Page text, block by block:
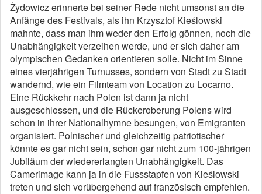
Żydowicz erinnerte bei seiner Rede nicht umsonst an die
Anfänge des Festivals, als ihn Krzysztof Kieślowski
mahnte, dass man ihm weder den Erfolg gönnen, noch die
Unabhängigkeit verzeihen werde, und er sich daher am
olympischen Gedanken orientieren solle. Nicht im Sinne
eines vierjährigen Turnusses, sondern von Stadt zu Stadt
wandernd, wie ein Filmteam von Location zu Locarno.
Eine Rückkehr nach Polen ist dann ja nicht
ausgeschlossen, und die Rückeroberung Polens wird
schon in ihrer Nationalhymne besungen, von Emigranten
organisiert. Polnischer und gleichzeitig patriotischer
könnte es gar nicht sein, schon gar nicht zum 100-jährigen
Jubiläum der wiedererlangten Unabhängigkeit. Das
Camerimage kann ja in die Fussstapfen von Kieślowski
treten und sich vorübergehend auf französisch empfehlen.